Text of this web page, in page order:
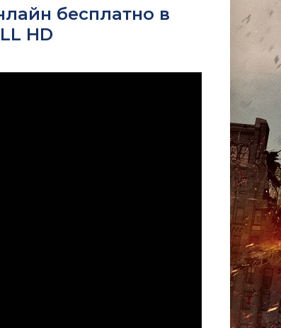
бесплатно в
HD